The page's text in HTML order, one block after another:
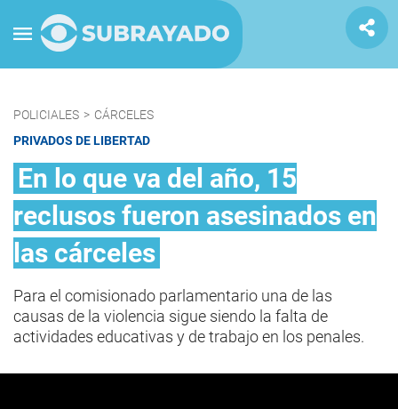
POLICIALES > CÁRCELES
PRIVADOS DE LIBERTAD
En lo que va del año, 15
reclusos fueron asesinados en
las cárceles
Para el comisionado parlamentario una de las
causas de la violencia sigue siendo la falta de
actividades educativas y de trabajo en los penales.